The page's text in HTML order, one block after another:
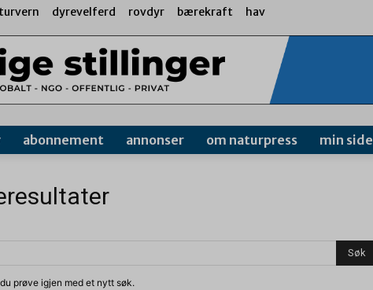
dyrevelferd rovdyr bærekraft hav
abonnement annonser om naturpress min side
prøve igjen med et nytt søk.